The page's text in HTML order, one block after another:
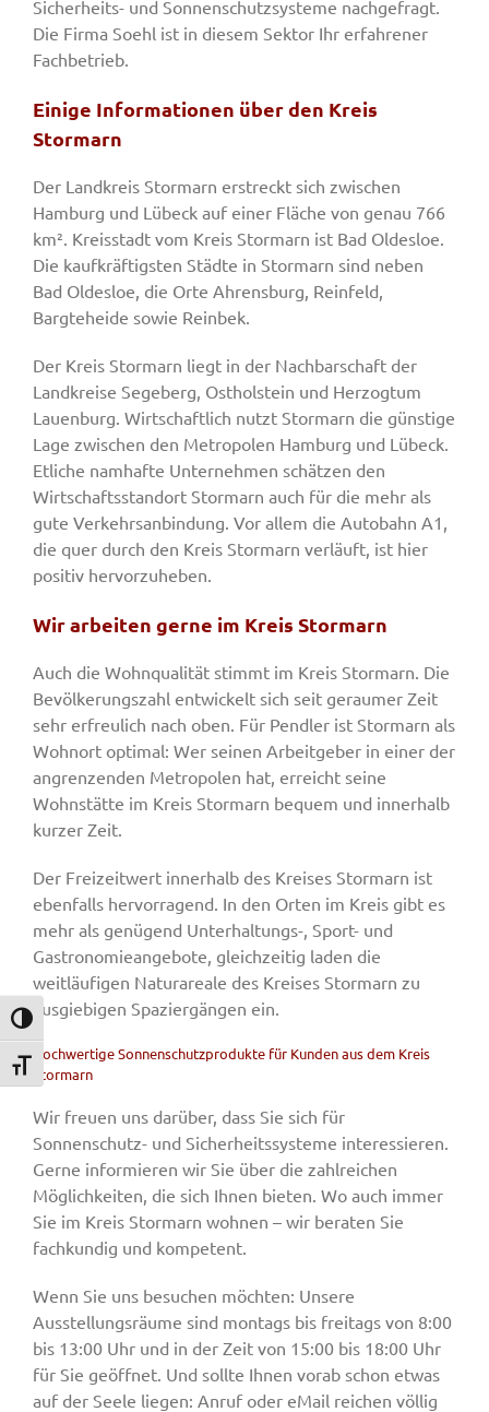
Umschalten auf hohe Kontraste
Schrift vergrößern
Sicherheits- und Sonnenschutzsysteme nachgefragt.
Die Firma Soehl ist in diesem Sektor Ihr erfahrener
Fachbetrieb.
Einige Informationen über den Kreis
Stormarn
Der Landkreis Stormarn erstreckt sich zwischen
Hamburg und Lübeck auf einer Fläche von genau 766
km². Kreisstadt vom Kreis Stormarn ist Bad Oldesloe.
Die kaufkräftigsten Städte in Stormarn sind neben
Bad Oldesloe, die Orte Ahrensburg, Reinfeld,
Bargteheide sowie Reinbek.
Der Kreis Stormarn liegt in der Nachbarschaft der
Landkreise Segeberg, Ostholstein und Herzogtum
Lauenburg. Wirtschaftlich nutzt Stormarn die günstige
Lage zwischen den Metropolen Hamburg und Lübeck.
Etliche namhafte Unternehmen schätzen den
Wirtschaftsstandort Stormarn auch für die mehr als
gute Verkehrsanbindung. Vor allem die Autobahn A1,
die quer durch den Kreis Stormarn verläuft, ist hier
positiv hervorzuheben.
Wir arbeiten gerne im Kreis Stormarn
Auch die Wohnqualität stimmt im Kreis Stormarn. Die
Bevölkerungszahl entwickelt sich seit geraumer Zeit
sehr erfreulich nach oben. Für Pendler ist Stormarn als
Wohnort optimal: Wer seinen Arbeitgeber in einer der
angrenzenden Metropolen hat, erreicht seine
Wohnstätte im Kreis Stormarn bequem und innerhalb
kurzer Zeit.
Der Freizeitwert innerhalb des Kreises Stormarn ist
ebenfalls hervorragend. In den Orten im Kreis gibt es
mehr als genügend Unterhaltungs-, Sport- und
Gastronomieangebote, gleichzeitig laden die
weitläufigen Naturareale des Kreises Stormarn zu
ausgiebigen Spaziergängen ein.
Hochwertige Sonnenschutzprodukte für Kunden aus dem Kreis
Stormarn
Wir freuen uns darüber, dass Sie sich für
Sonnenschutz- und Sicherheitssysteme interessieren.
Gerne informieren wir Sie über die zahlreichen
Möglichkeiten, die sich Ihnen bieten. Wo auch immer
Sie im Kreis Stormarn wohnen – wir beraten Sie
fachkundig und kompetent.
Wenn Sie uns besuchen möchten: Unsere
Ausstellungsräume sind montags bis freitags von 8:00
bis 13:00 Uhr und in der Zeit von 15:00 bis 18:00 Uhr
für Sie geöffnet. Und sollte Ihnen vorab schon etwas
auf der Seele liegen: Anruf oder eMail reichen völlig